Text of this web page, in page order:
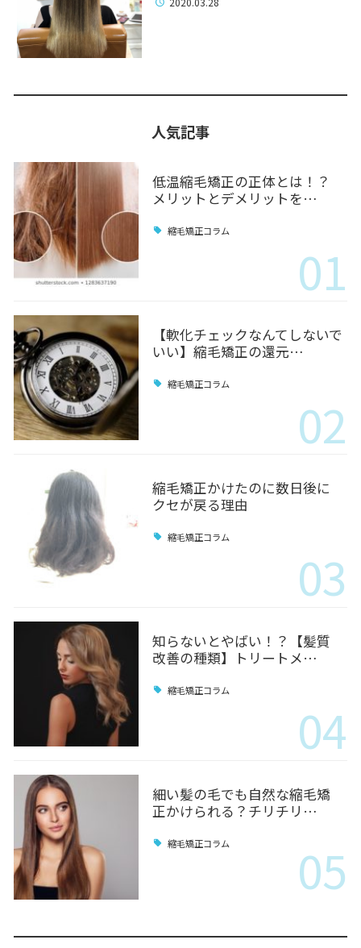
人気記事
低温縮毛矯正の正体とは！？
メリットとデメリットを…
縮毛矯正コラム
01
【軟化チェックなんてしないで
いい】縮毛矯正の還元…
縮毛矯正コラム
02
縮毛矯正かけたのに数日後に
クセが戻る理由
縮毛矯正コラム
03
知らないとやばい！？【髪質
改善の種類】トリートメ…
縮毛矯正コラム
04
細い髪の毛でも自然な縮毛矯
正かけられる？チリチリ…
縮毛矯正コラム 05